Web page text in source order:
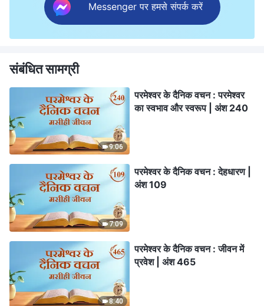
Messenger पर हमसे संपर्क करें
संबंधित सामग्री
9:06
परमेश्वर के दैनिक वचन : परमेश्वर
का स्वभाव और स्वरूप | अंश 240
7:09
परमेश्वर के दैनिक वचन : देहधारण |
अंश 109
8:40
परमेश्वर के दैनिक वचन : जीवन में
प्रवेश | अंश 465